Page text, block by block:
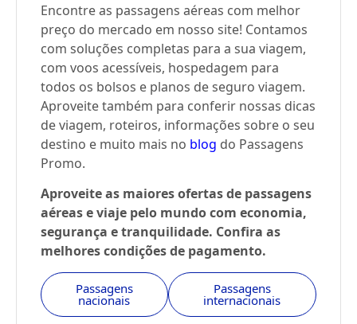
Encontre as passagens aéreas com melhor
preço do mercado em nosso site! Contamos
com soluções completas para a sua viagem,
com voos acessíveis, hospedagem para
todos os bolsos e planos de seguro viagem.
Aproveite também para conferir nossas dicas
de viagem, roteiros, informações sobre o seu
destino e muito mais no blog do Passagens
Promo.
Aproveite as maiores ofertas de passagens
aéreas e viaje pelo mundo com economia,
segurança e tranquilidade. Confira as
melhores condições de pagamento.
Passagens
nacionais
Passagens
internacionais